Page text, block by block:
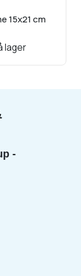
15x21 cm
lager
-